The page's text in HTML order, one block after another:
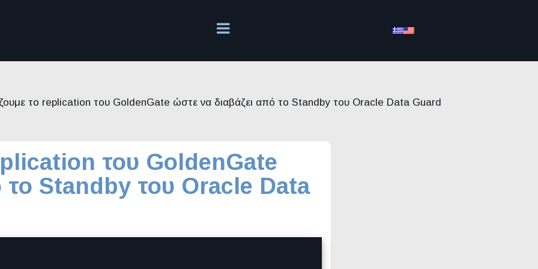
το replication του GoldenGate ώστε να διαβάζει από το Standby του Oracle Data Guard
του GoldenGate
το Standby του Oracle Data